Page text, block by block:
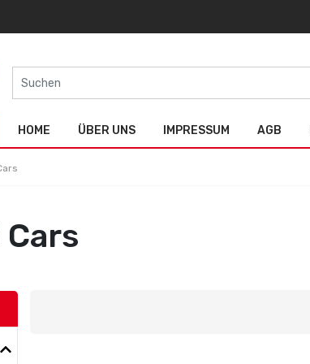
HOME ÜBER UNS IMPRESSUM AGB
Cars